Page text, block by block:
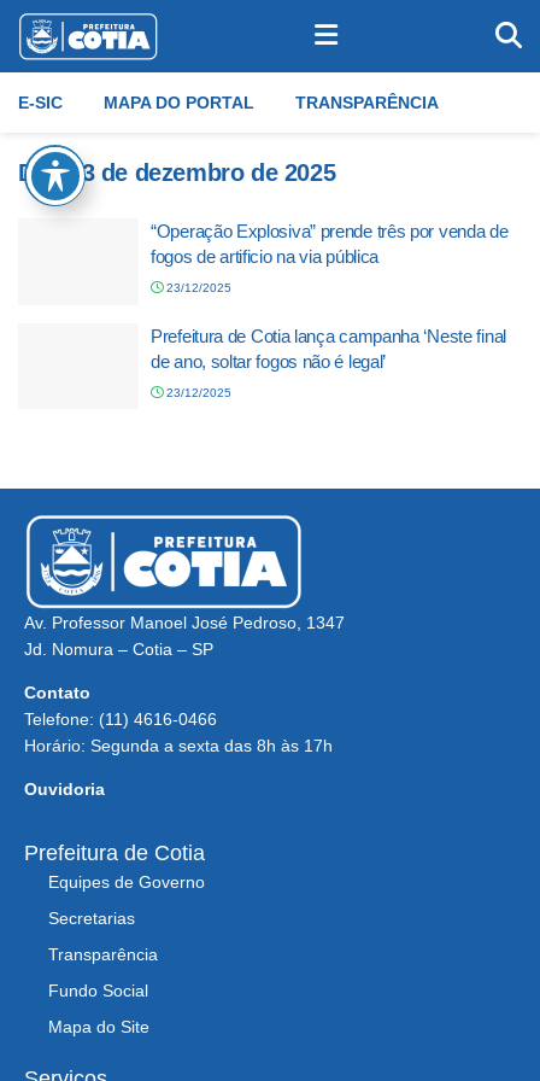
E-SIC MAPA DO PORTAL TRANSPARÊNCIA
Dia:23 de dezembro de 2025
“Operação Explosiva” prende três por venda de
fogos de artificio na via pública
23/12/2025
Prefeitura de Cotia lança campanha ‘Neste final
de ano, soltar fogos não é legal’
23/12/2025
Av. Professor Manoel José Pedroso, 1347
Jd. Nomura – Cotia – SP
Contato
Telefone: (11) 4616-0466
Horário: Segunda a sexta das 8h às 17h
Ouvidoria
Prefeitura de Cotia
Equipes de Governo
Secretarias
Transparência
Fundo Social
Mapa do Site